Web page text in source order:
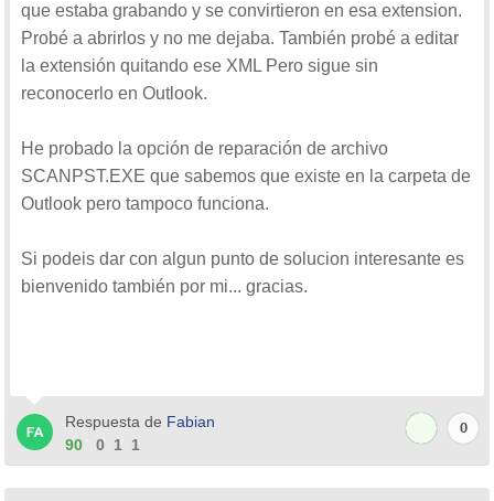
que estaba grabando y se convirtieron en esa extension.
Probé a abrirlos y no me dejaba. También probé a editar
la extensión quitando ese XML Pero sigue sin
reconocerlo en Outlook.
He probado la opción de reparación de archivo
SCANPST.EXE que sabemos que existe en la carpeta de
Outlook pero tampoco funciona.
Si podeis dar con algun punto de solucion interesante es
bienvenido también por mi... gracias.
Respuesta de Fabian
90
0 1 1
0